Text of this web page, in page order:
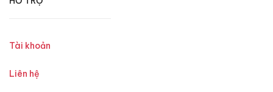
Tài khoản
Liên hệ